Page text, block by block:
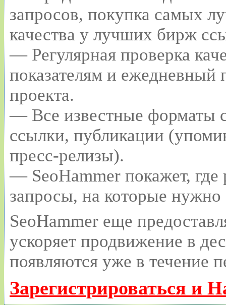
запросов, покупка самых
качества у лучших бирж
— Регулярная проверка
показателям и ежедневный
проекта.
— Все известные форматы
ссылки, публикации
пресс-релизы).
— SeoHammer покажет, где
запросы, на которые нужно
SeoHammer еще
ускоряет продвижение в
появляются уже в течение
Зарегистрироваться и